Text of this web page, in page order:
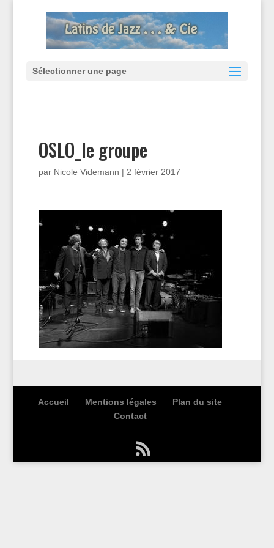
Sélectionner une page
OSLO_le groupe
par Nicole Videmann | 2 février 2017
Accueil Mentions légales
Plan du site
Contact